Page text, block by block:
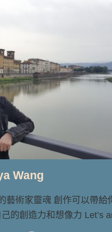
Wang
藝術家靈魂 創作可以帶給
的創造力和想像力 Let’s